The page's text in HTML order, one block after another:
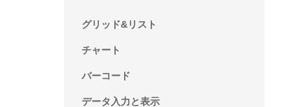
グリッド&リスト
チャート
バーコード
データ入力と表示